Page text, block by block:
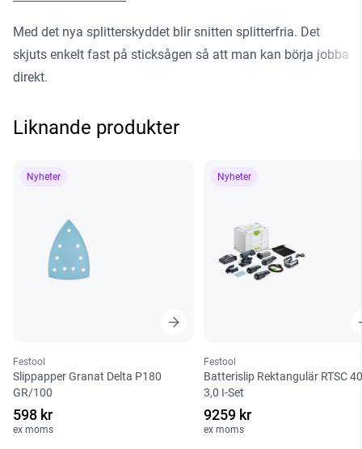
Med det nya splitterskyddet blir snitten splitterfria. Det
skjuts enkelt fast på sticksågen så att man kan börja jobba
direkt.
Liknande produkter
Nyheter
Festool
Slippapper Granat Delta P180
GR/100
598 kr
ex moms
Nyheter
Festool
Batterislip Rektangulär RTSC
3,0 I-Set
9259 kr
ex moms